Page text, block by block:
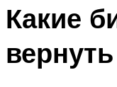
Какие
вернуть